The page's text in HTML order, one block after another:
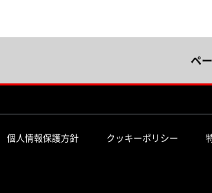
ペ
個人情報保護方針 クッキーポリシー